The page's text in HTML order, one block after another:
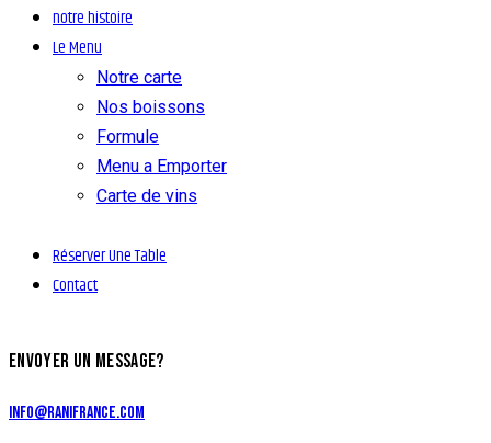
notre histoire
Le Menu
Notre carte
Nos boissons
Formule
Menu a Emporter
Carte de vins
Réserver Une Table
Contact
ENVOYER UN MESSAGE?
info@ranifrance.com